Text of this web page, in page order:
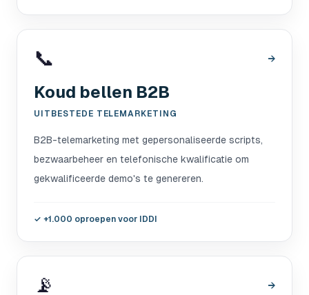
📞 →
Koud bellen B2B
UITBESTEDE TELEMARKETING
B2B-telemarketing met gepersonaliseerde scripts,
bezwaarbeheer en telefonische kwalificatie om
gekwalificeerde demo's te genereren.
✓ +1.000 oproepen voor IDDI
📡 →